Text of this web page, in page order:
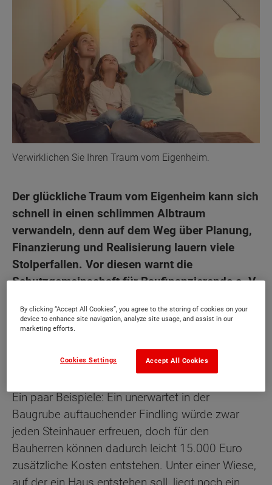
Verwirklichen Sie Ihren Traum vom Eigenheim.
Der glückliche Traum vom Eigenheim kann sich
schnell in einen schlimmen Albtraum
verwandeln, denn auf dem Weg über Planung,
Finanzierung und Realisierung lauern viele
Stolperfallen. Vor diesen warnt die
Schutzgemeinschaft für Baufinanzierende e. V.
Sicherheitspakete von Massivhaus-Herstellern
kritisch unter die Lupe nimmt, damit den
Bauherren teure Nachfinanzierungen erspart
Ein paar Beispiele: Ein unerwartet in der
Baugrube auftauchender Findling würde zwar
jeden Steinhauer erfreuen, doch für den
Bauherren können dadurch leicht 15.000 Euro
zusätzliche Kosten entstehen. Unter einer Wiese,
auf der ein Haus entstehen soll, liegt noch ein
By clicking “Accept All Cookies”, you agree to the storing of cookies on your
device to enhance site navigation, analyze site usage, and assist in our
marketing efforts.
Accept All Cookies
Cookies Settings